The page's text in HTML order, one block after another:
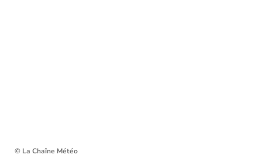
© La Chaîne Météo